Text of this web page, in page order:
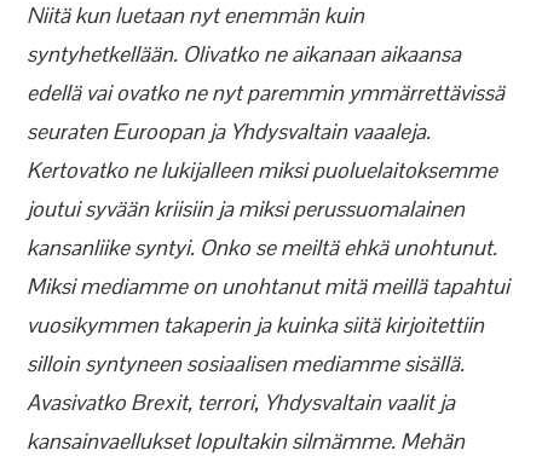
Niitä kun luetaan nyt enemmän kuin
syntyhetkellään. Olivatko ne aikanaan aikaansa
edellä vai ovatko ne nyt paremmin ymmärrettävissä
seuraten Euroopan ja Yhdysvaltain vaaaleja.
Kertovatko ne lukijalleen miksi puoluelaitoksemme
joutui syvään kriisiin ja miksi perussuomalainen
kansanliike syntyi. Onko se meiltä ehkä unohtunut.
Miksi mediamme on unohtanut mitä meillä tapahtui
vuosikymmen takaperin ja kuinka siitä kirjoitettiin
silloin syntyneen sosiaalisen mediamme sisällä.
Avasivatko Brexit, terrori, Yhdysvaltain vaalit ja
kansainvaellukset lopultakin silmämme. Mehän